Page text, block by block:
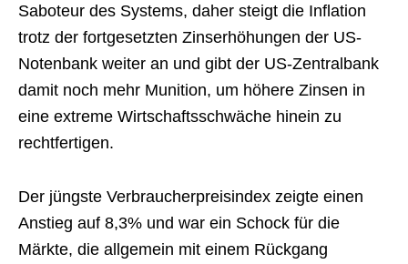
Saboteur des Systems, daher steigt die Inflation
trotz der fortgesetzten Zinserhöhungen der US-
Notenbank weiter an und gibt der US-Zentralbank
damit noch mehr Munition, um höhere Zinsen in
eine extreme Wirtschaftsschwäche hinein zu
rechtfertigen.
Der jüngste Verbraucherpreisindex zeigte einen
Anstieg auf 8,3% und war ein Schock für die
Märkte, die allgemein mit einem Rückgang